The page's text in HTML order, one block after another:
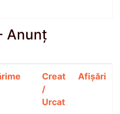
Anunț
Creat
/
Urcat
Afișări